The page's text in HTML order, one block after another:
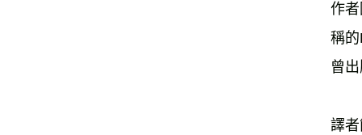
作
稱
曾
譯